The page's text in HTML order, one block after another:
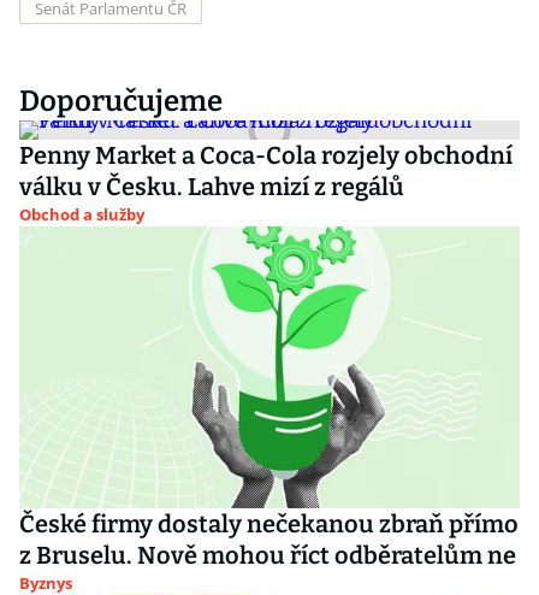
Senát Parlamentu ČR
Doporučujeme
Penny Market a Coca-Cola rozjely obchodní
válku v Česku. Lahve mizí z regálů
Obchod a služby
České firmy dostaly nečekanou zbraň přímo
z Bruselu. Nově mohou říct odběratelům ne
Byznys